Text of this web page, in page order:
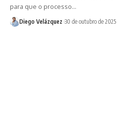
para que o processo…
Diego Velázquez 30 de outubro de 2025